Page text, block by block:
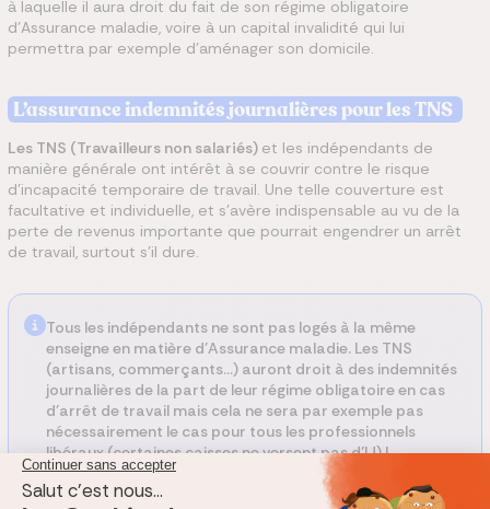
à laquelle il aura droit du fait de son régime obligatoire
d’Assurance maladie, voire à un capital invalidité qui lui
permettra par exemple d’aménager son domicile.
L’assurance indemnités journalières pour les TNS
Les TNS (Travailleurs non salariés) et les indépendants de
manière générale ont intérêt à se couvrir contre le risque
d’incapacité temporaire de travail. Une telle couverture est
facultative et individuelle, et s’avère indispensable au vu de la
perte de revenus importante que pourrait engendrer un arrêt
de travail, surtout s’il dure.
Tous les indépendants ne sont pas logés à la même
enseigne en matière d’Assurance maladie. Les TNS
(artisans, commerçants…) auront droit à des indemnités
journalières de la part de leur régime obligatoire en cas
d’arrêt de travail mais cela ne sera par exemple pas
nécessairement le cas pour tous les professionnels
libéraux (certaines caisses ne versent pas d’IJ) !